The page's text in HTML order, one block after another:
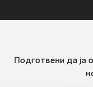
Подготвени да ја